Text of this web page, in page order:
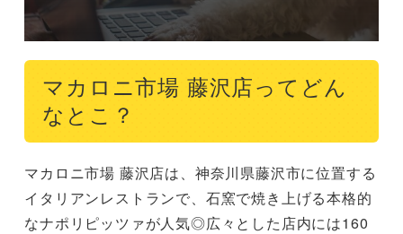
マカロニ市場 藤沢店ってどん
なとこ？
マカロニ市場 藤沢店は、神奈川県藤沢市に位置する
イタリアンレストランで、石窯で焼き上げる本格的
なナポリピッツァが人気◎広々とした店内には160